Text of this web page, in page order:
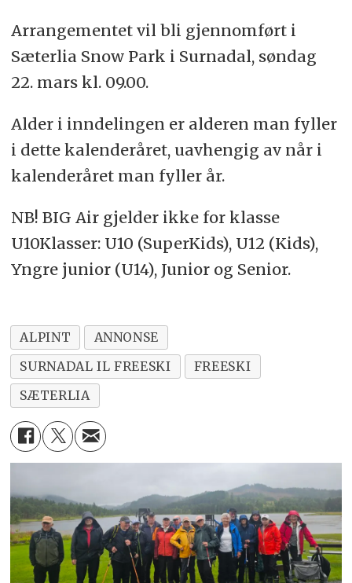
Arrangementet vil bli gjennomført i
Sæterlia Snow Park i Surnadal, søndag
22. mars kl. 09.00.
Alder i inndelingen er alderen man fyller
i dette kalenderåret, uavhengig av når i
kalenderåret man fyller år.
NB! BIG Air gjelder ikke for klasse
U10Klasser: U10 (SuperKids), U12 (Kids),
Yngre junior (U14), Junior og Senior.
ALPINT
ANNONSE
SURNADAL IL FREESKI
FREESKI
SÆTERLIA